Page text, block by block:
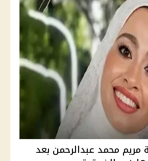
مريم محمد عبدالرحمن بعد